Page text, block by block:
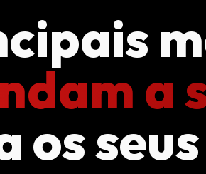
a
os